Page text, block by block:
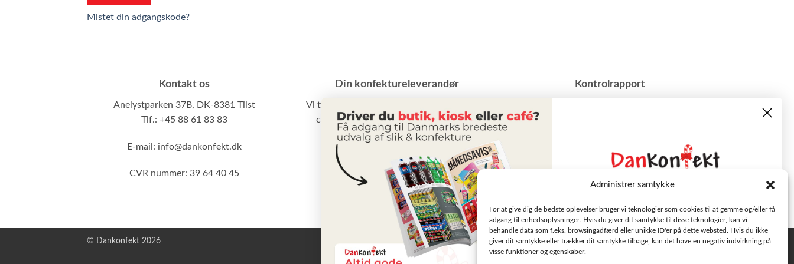
Administrer samtykke
For at give dig de bedste oplevelser bruger vi teknologier som cookies til at gemme og/eller få
adgang til enhedsoplysninger. Hvis du giver dit samtykke til disse teknologier, kan vi
behandle data som f.eks. browsingadfærd eller unikke ID'er på dette websted. Hvis du ikke
giver dit samtykke eller trækker dit samtykke tilbage, kan det have en negativ indvirkning på
visse funktioner og egenskaber.
Mistet din adgangskode?
Kontakt os
Anelystparken 37B, DK-8381 Tilst
Tlf.: +45 88 61 83 83
E-mail: info@dankonfekt.dk
CVR nummer: 39 64 40 45
Din konfektureleverandør
Vi tilbyder et stort udvalg af slik, chokolade,
chips samt vand m.m. til små som store
virksomheder
​Kontrolrapport
Privatlivspolitik
© Dankonfekt 2026
Læs tilbudsavisen
Se aktuelle tilbud